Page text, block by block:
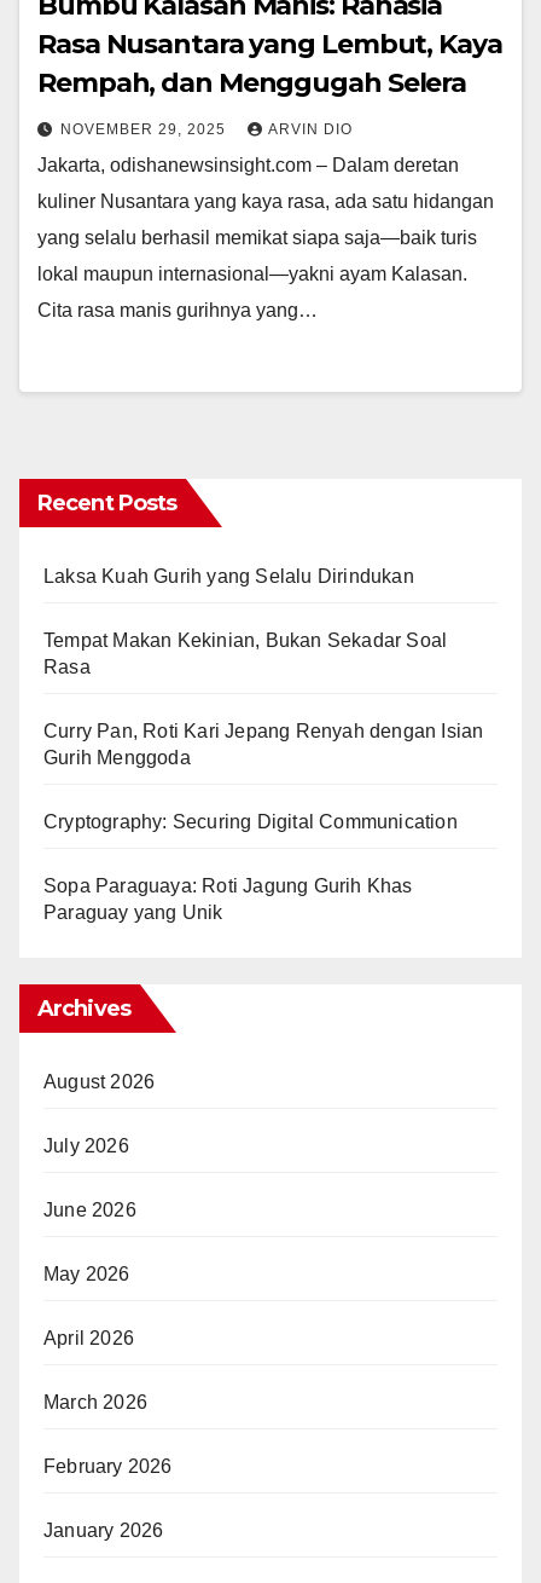
Rasa Nusantara yang Lembut, Kaya
Rempah, dan Menggugah Selera
NOVEMBER 29, 2025 ARVIN DIO
Jakarta, odishanewsinsight.com – Dalam deretan
kuliner Nusantara yang kaya rasa, ada satu hidangan
yang selalu berhasil memikat siapa saja—baik turis
lokal maupun internasional—yakni ayam Kalasan.
Cita rasa manis gurihnya yang…
Recent Posts
Laksa Kuah Gurih yang Selalu Dirindukan
Tempat Makan Kekinian, Bukan Sekadar Soal
Rasa
Curry Pan, Roti Kari Jepang Renyah dengan Isian
Gurih Menggoda
Cryptography: Securing Digital Communication
Sopa Paraguaya: Roti Jagung Gurih Khas
Paraguay yang Unik
Archives
August 2026
July 2026
June 2026
May 2026
April 2026
March 2026
February 2026
January 2026